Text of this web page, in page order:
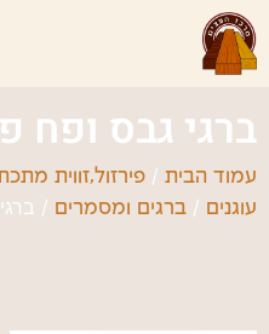
ברגי גבס ופח
עמוד הבית / פירזול,זווית
עוגנים / ברגים ומסמרים /